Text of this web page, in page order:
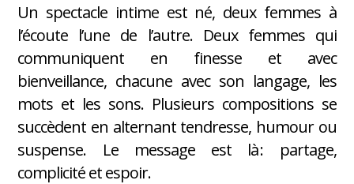
Un spectacle intime est né, deux femmes à
l’écoute l’une de l’autre. Deux femmes qui
communiquent en finesse et avec
bienveillance, chacune avec son langage, les
mots et les sons. Plusieurs compositions se
succèdent en alternant tendresse, humour ou
suspense. Le message est là : partage,
complicité et espoir.